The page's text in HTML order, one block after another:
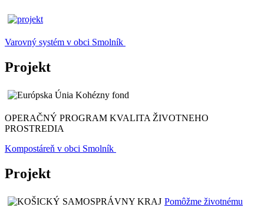
Varovný systém v obci Smolník
Projekt
OPERAČNÝ PROGRAM KVALITA ŽIVOTNEHO
PROSTREDIA
Kompostáreň v obci Smolník
Projekt
Pomôžme životnému